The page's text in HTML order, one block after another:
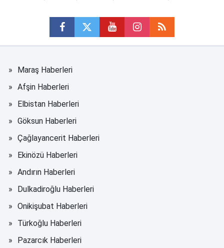
Maraş Haberleri
Afşin Haberleri
Elbistan Haberleri
Göksun Haberleri
Çağlayancerit Haberleri
Ekinözü Haberleri
Andırın Haberleri
Dulkadiroğlu Haberleri
Onikişubat Haberleri
Türkoğlu Haberleri
Pazarcık Haberleri